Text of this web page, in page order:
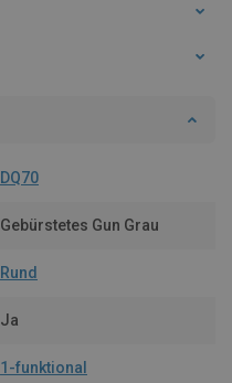
DQ70
Gebürstetes Gun Grau
Rund
Ja
1-funktional